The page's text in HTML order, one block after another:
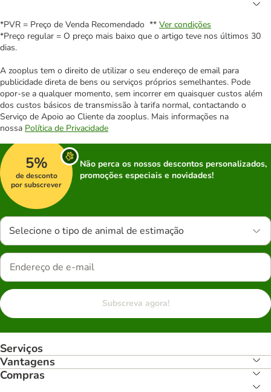
*PVR = Preço de Venda Recomendado ** Ver condições
*Preço regular = O preço mais baixo que o artigo teve nos últimos 30
dias.
A zooplus tem o direito de utilizar o seu endereço de email para
publicidade direta de bens ou serviços próprios semelhantes. Pode
opor-se a qualquer momento, sem incorrer em quaisquer custos além
dos custos básicos de transmissão à tarifa normal, contactando o
Serviço de Apoio ao Cliente da zooplus. Mais informações na
nossa Política de Privacidade
5%
de desconto
por subscrever
Não perca os nossos descontos personalizados,
promoções especiais e novidades!
Selecione o tipo de animal de estimação
Subscreva agora!
Serviços
Vantagens
Compras